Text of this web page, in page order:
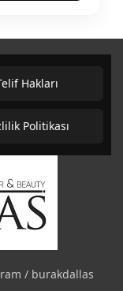
Hakları
Politikası
/ burakdallas